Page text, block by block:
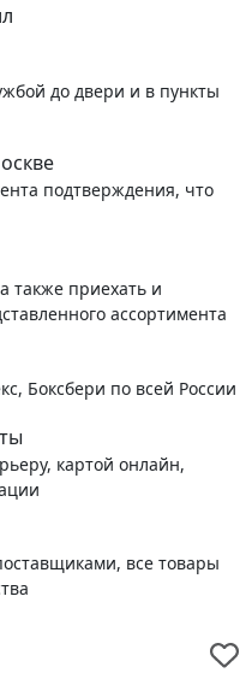
до двери и в пункты
подтверждения, что
также приехать и
ассортимента
Боксбери по всей России
картой онлайн,
все товары